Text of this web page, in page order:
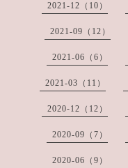
2021-12（10）
2021-09（12）
2021-06（6）
2021-03（11）
2020-12（12）
2020-09（7）
2020-06（9）